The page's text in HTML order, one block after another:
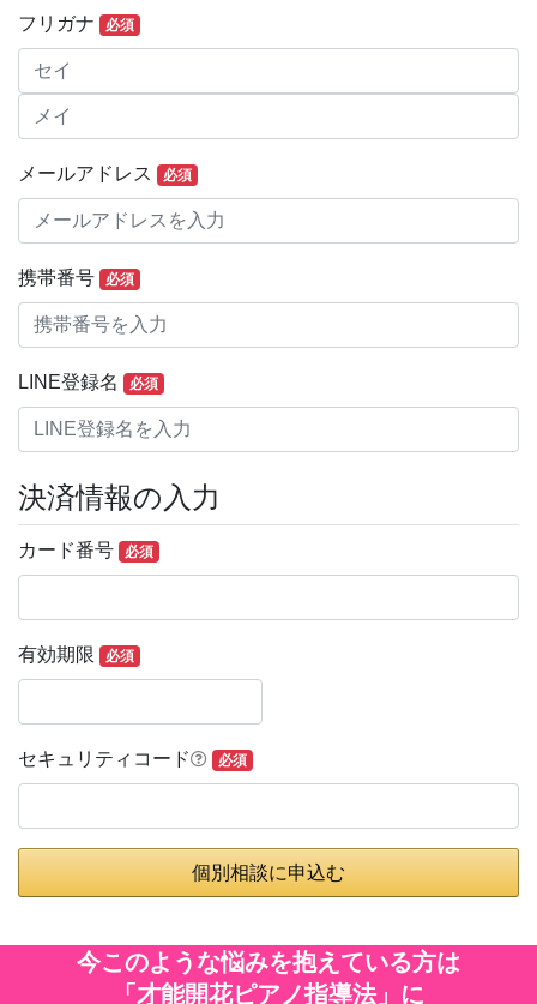
フリガナ 必須
メールアドレス 必須
携帯番号 必須
LINE登録名 必須
決済情報の入力
カード番号 必須
有効期限 必須
セキュリティコード 必須
個別相談に申込む
今このような悩みを抱えている方は
「才能開花ピアノ指導法」に